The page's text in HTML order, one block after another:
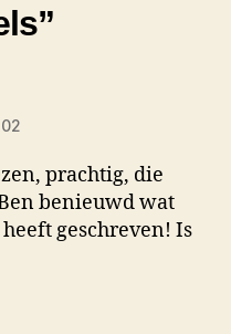
prachtig, die
benieuwd wat
geschreven! Is